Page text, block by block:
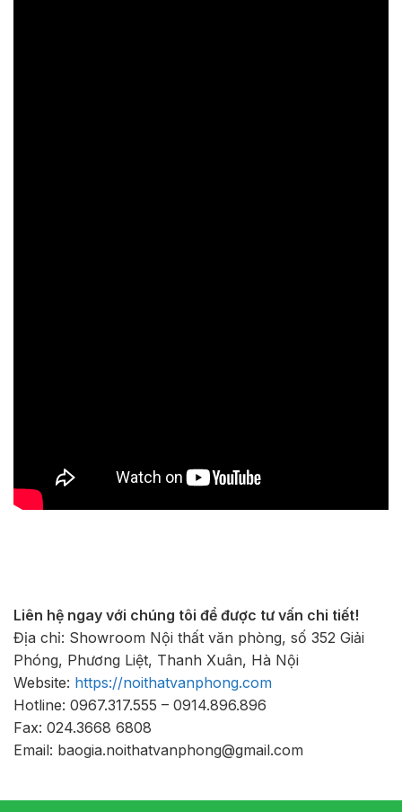
Liên hệ ngay với chúng tôi để được tư vấn chi tiết!
Địa chỉ: Showroom Nội thất văn phòng, số 352 Giải
Phóng, Phương Liệt, Thanh Xuân, Hà Nội
Website: https://noithatvanphong.com
Hotline: 0967.317.555 – 0914.896.896
Fax: 024.3668 6808
Email: baogia.noithatvanphong@gmail.com